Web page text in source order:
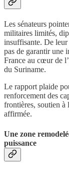
Les sénateurs
militaires limités,
insuffisante. De leur
pas de garantir une
France au cœur de
du Suriname.
Le rapport plaide
renforcement des
frontières, soutien à
affirmée.
Une zone
puissance